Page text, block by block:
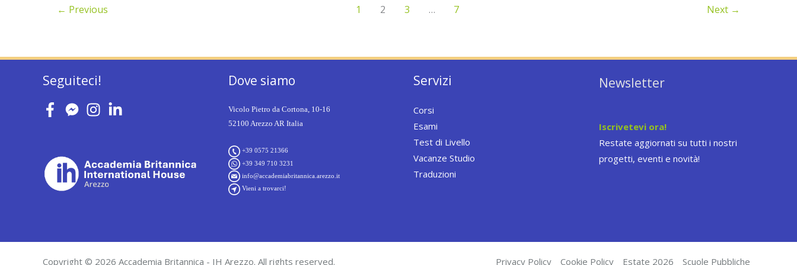
← Previous 1 2 3 … 7 Next →
Seguiteci! Dove siamo
Vicolo Pietro da Cortona, 10-16
52100 Arezzo AR Italia
+39 0575 21366
+39 349 710 3231
info@accademiabritannica.arezzo.it
Vieni a trovarci!
Servizi
Corsi
Esami
Test di Livello
Vacanze Studio
Traduzioni
Newsletter
Iscrivetevi ora!
Restate aggiornati su tutti i nostri
progetti, eventi e novità!
Copyright © 2026 Accademia Britannica - IH Arezzo. All rights reserved. Privacy Policy Cookie Policy Estate 2026 Scuole Pubbliche